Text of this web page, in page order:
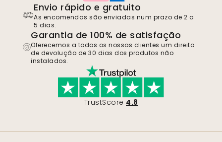
Envio rápido e gratuito
As encomendas são enviadas num prazo de 2 a
5 dias.
Garantia de 100% de satisfação
Oferecemos a todos os nossos clientes um direito
de devolução de 30 dias dos produtos não
instalados.
TrustScore 4.8